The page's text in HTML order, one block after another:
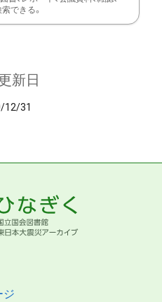
できる。
新日
12/31
ジ